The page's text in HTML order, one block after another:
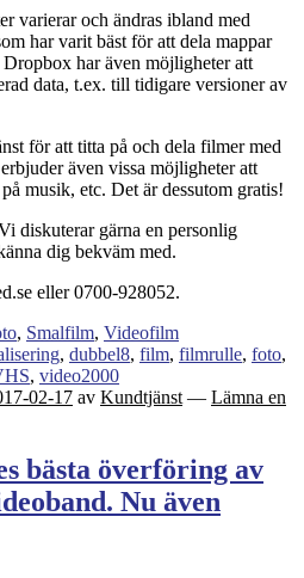
varierar och ändras ibland med
har varit bäst för att dela mappar
Dropbox har även möjligheter att
data, t.ex. till tidigare versioner av
för att titta på och dela filmer med
även vissa möjligheter att
musik, etc. Det är dessutom gratis!
diskuterar gärna en personlig
dig bekväm med.
eller 0700-928052.
, Smalfilm, Videofilm
, dubbel8, film, filmrulle, foto,
, video2000
02-17 av Kundtjänst — Lämna en
bästa överföring av
Nu även